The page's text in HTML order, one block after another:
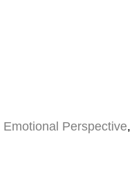
Emotional Perspective,